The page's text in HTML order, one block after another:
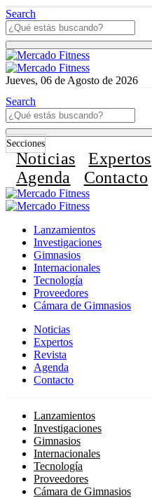
Search
Jueves, 06 de Agosto de 2026
Search
Secciones
Noticias Expertos
Agenda
Contacto
Lanzamientos
Investigaciones
Gimnasios
Internacionales
Tecnología
Proveedores
Cámara de Gimnasios
Noticias
Expertos
Revista
Agenda
Contacto
Lanzamientos
Investigaciones
Gimnasios
Internacionales
Tecnología
Proveedores
Cámara de Gimnasios